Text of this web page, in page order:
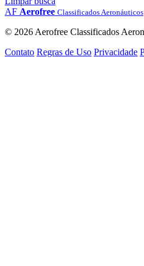
AF Aerofree Classificados Aeronáuticos
© 2026 Aerofree Classificados
Contato Regras de Uso Privacidade